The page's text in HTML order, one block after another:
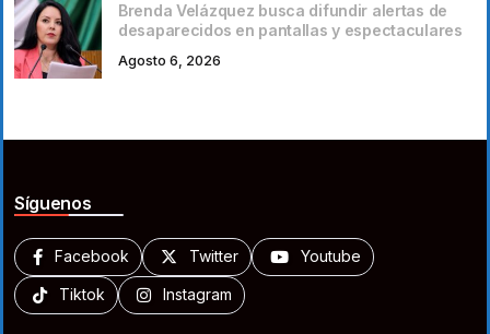
Brenda Velázquez busca difundir alertas de
desaparecidos en pantallas y espectaculares
Agosto 6, 2026
Síguenos
Facebook Twitter Youtube
Tiktok Instagram